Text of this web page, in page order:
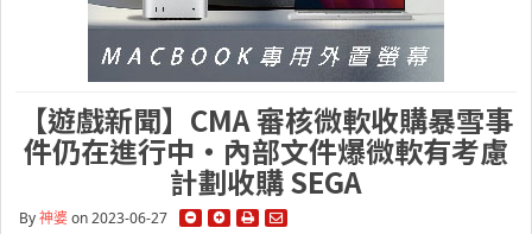
【遊戲新聞】CMA 審核微軟收購暴雪事
件仍在進行中・內部文件爆微軟有考慮
計劃收購 SEGA
By神婆on 2023-06-27